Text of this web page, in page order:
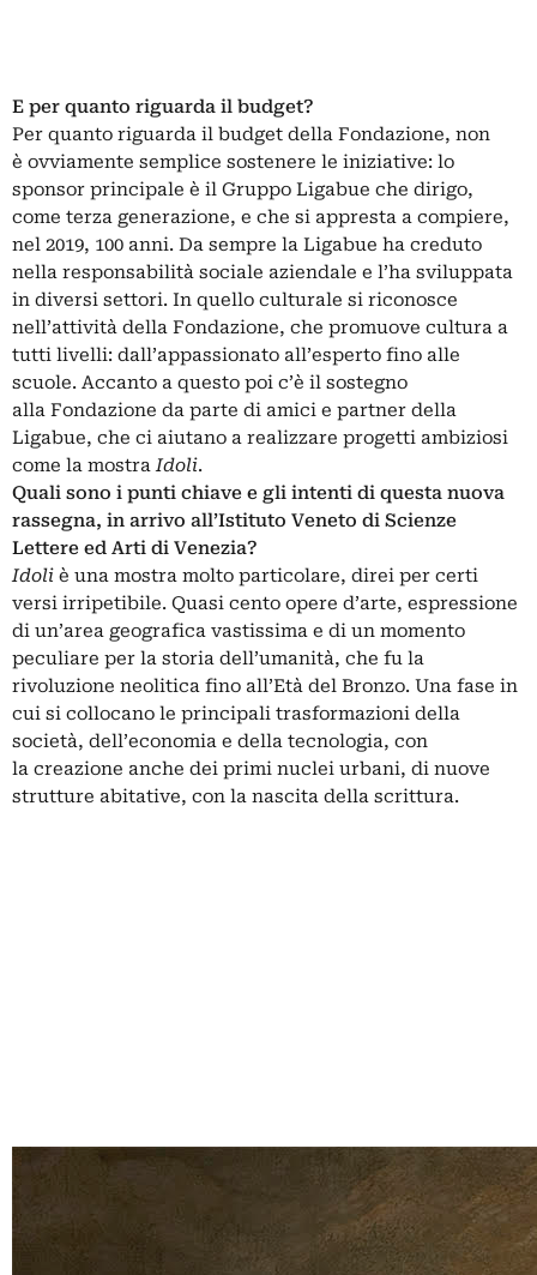
E per quanto riguarda il budget?
Per quanto riguarda il budget della Fondazione, non
è ovviamente semplice sostenere le iniziative: lo
sponsor principale è il Gruppo Ligabue che dirigo,
come terza generazione, e che si appresta a compiere,
nel 2019, 100 anni. Da sempre la Ligabue ha creduto
nella responsabilità sociale aziendale e l’ha sviluppata
in diversi settori. In quello culturale si riconosce
nell’attività della Fondazione, che promuove cultura a
tutti livelli: dall’appassionato all’esperto fino alle
scuole. Accanto a questo poi c’è il sostegno
alla Fondazione da parte di amici e partner della
Ligabue, che ci aiutano a realizzare progetti ambiziosi
come la mostraIdoli.
Quali sono i punti chiave e gli intenti di questa nuova
rassegna, in arrivo all’Istituto Veneto di Scienze
Lettere ed Arti di Venezia?
Idoli è una mostra molto particolare, direi per certi
versi irripetibile. Quasi cento opere d’arte, espressione
di un’area geografica vastissima e di un momento
peculiare per la storia dell’umanità, che fu la
rivoluzione neolitica fino all’Età del Bronzo. Una fase in
cui si collocano le principali trasformazioni della
società, dell’economia e della tecnologia, con
la creazione anche dei primi nuclei urbani, di nuove
strutture abitative, con la nascita della scrittura.